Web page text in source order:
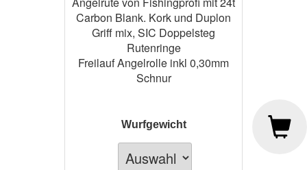
Carbon Blank. Kork und Duplon
Griff mix, SIC Doppelsteg
Rutenringe
Freilauf Angelrolle inkl 0,30mm
Schnur
Wurfgewicht